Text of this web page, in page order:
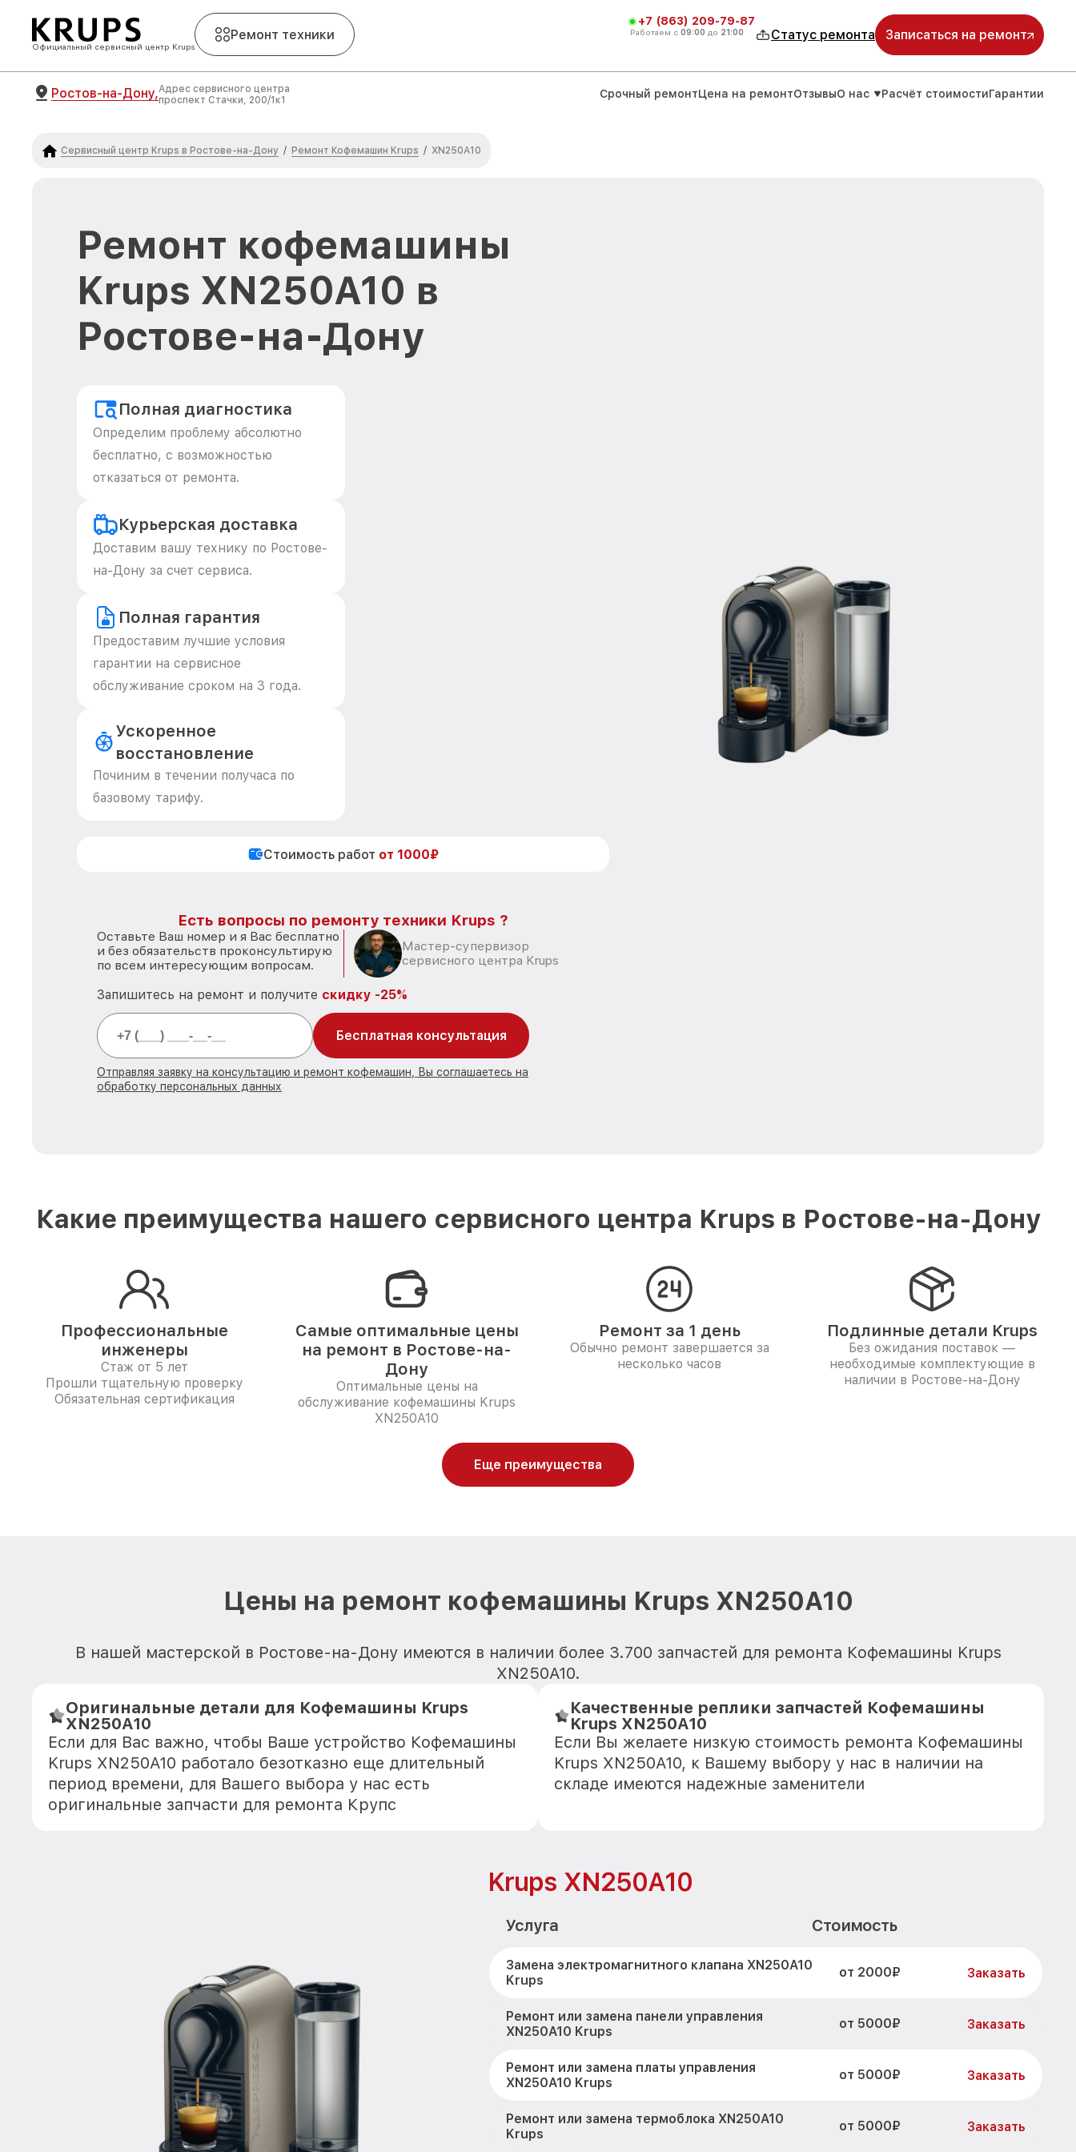
Официальный сервисный центр Krups
Ремонт техники
+7 (863) 209-79-87
Работаем с 09:00 до 21:00 Статус ремонта Записаться на ремонт
Ростов-на-Дону,Адрес сервисного центра
проспект Стачки, 200/1к1
Срочный ремонтЦена на ремонтОтзывыО нас Расчёт стоимостиГарантии
Сервисный центр Krups в Ростове-на-Дону / Ремонт Кофемашин Krups / XN250A10
Ремонт кофемашины
Krups XN250A10 в
Ростове-на-Дону
Полная диагностика
Определим проблему абсолютно
бесплатно, с возможностью
отказаться от ремонта.
Курьерская доставка
Доставим вашу технику по Ростове-
на-Дону за счет сервиса.
Полная гарантия
Предоставим лучшие условия
гарантии на сервисное
обслуживание сроком на 3 года.
Ускоренное
восстановление
Починим в течении получаса по
базовому тарифу.
Стоимость работ от 1000₽
Есть вопросы по ремонту техники Krups ?
Оставьте Ваш номер и я Вас бесплатно
и без обязательств проконсультирую
по всем интересующим вопросам.
Мастер-супервизор
сервисного центра Krups
Запишитесь на ремонт и получите скидку -25%
Бесплатная консультация
Отправляя заявку на консультацию и ремонт кофемашин, Вы соглашаетесь на
обработку персональных данных
Какие преимущества нашего сервисного центра Krups в Ростове-на-Дону
Профессиональные
инженеры
Стаж от 5 лет
Прошли тщательную проверку
Обязательная сертификация
Самые оптимальные цены
на ремонт в Ростове-на-
Дону
Оптимальные цены на
обслуживание кофемашины Krups
XN250A10
Ремонт за 1 день
Обычно ремонт завершается за
несколько часов
Подлинные детали Krups
Без ожидания поставок —
необходимые комплектующие в
наличии в Ростове-на-Дону
Еще преимущества
Цены на ремонт кофемашины Krups XN250A10
В нашей мастерской в Ростове-на-Дону имеются в наличии более 3.700 запчастей для ремонта Кофемашины Krups
XN250A10.
Оригинальные детали для Кофемашины Krups
XN250A10
Если для Вас важно, чтобы Ваше устройство Кофемашины
Krups XN250A10 работало безотказно еще длительный
период времени, для Вашего выбора у нас есть
оригинальные запчасти для ремонта Крупс
Качественные реплики запчастей Кофемашины
Krups XN250A10
Если Вы желаете низкую стоимость ремонта Кофемашины
Krups XN250A10, к Вашему выбору у нас в наличии на
складе имеются надежные заменители
Krups XN250A10
Услуга Стоимость
Замена электромагнитного клапана XN250A10
Krups
от 2000₽ Заказать
Ремонт или замена панели управления
XN250A10 Krups
от 5000₽ Заказать
Ремонт или замена платы управления
XN250A10 Krups
от 5000₽ Заказать
Ремонт или замена термоблока XN250A10
Krups
от 5000₽ Заказать